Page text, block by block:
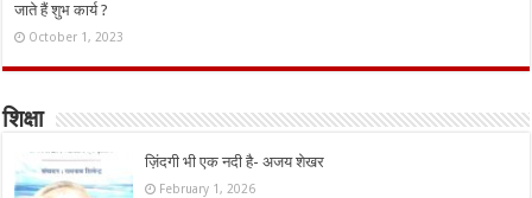
जाते हैं शुभ कार्य ?
October 1, 2023
शिक्षा
ज़िंदगी भी एक नदी है- अजय शेखर
February 1, 2026